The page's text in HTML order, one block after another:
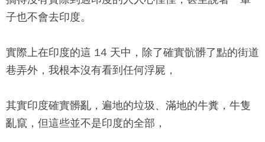
子也不會去印度。
實際上在印度的這 14 天中，除了確實骯髒了點的街道
巷弄外，我根本沒有看到任何浮屍，
其實印度確實髒亂，遍地的垃圾、滿地的牛糞，牛隻
亂竄，但這些並不是印度的全部，